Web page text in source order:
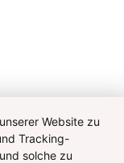
Website zu
Tracking-
solche zu